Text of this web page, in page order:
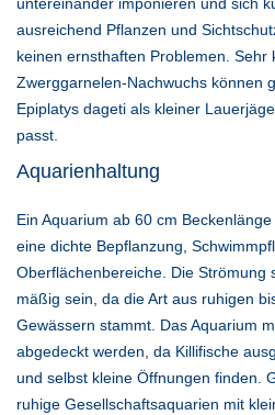
untereinander imponieren und sich
ausreichend Pflanzen und
keinen ernsthaften Problemen. Sehr
Zwerggarnelen-Nachwuchs können
Epiplatys dageti als kleiner
passt.
Aquarienhaltung
Ein Aquarium ab 60 cm
eine dichte Bepflanzung,
Oberflächenbereiche. Die Strömung
mäßig sein, da die Art aus ruhigen
Gewässern stammt. Das Aquarium
abgedeckt werden, da Killifische
und selbst kleine Öffnungen finden.
ruhige Gesellschaftsaquarien mit